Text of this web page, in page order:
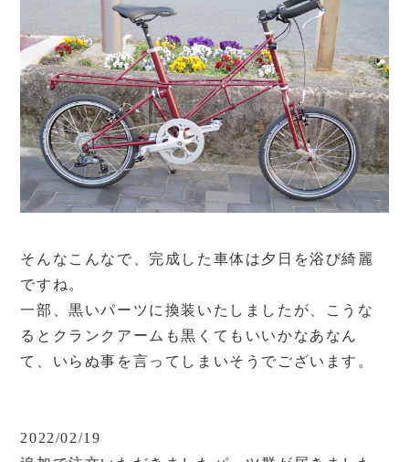
そんなこんなで、完成した車体は夕日を浴び綺麗
ですね。
一部、黒いパーツに換装いたしましたが、こうな
るとクランクアームも黒くてもいいかなあなん
て、いらぬ事を言ってしまいそうでございます。
2022/02/19